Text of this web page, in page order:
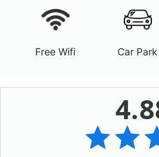
Free Wifi Car Park